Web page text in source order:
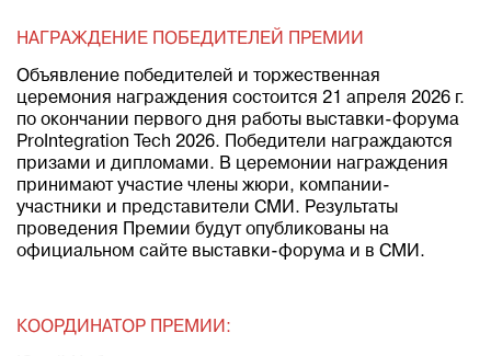
НАГРАЖДЕНИЕ ПОБЕДИТЕЛЕЙ ПРЕМИИ
Объявление победителей и торжественная
церемония награждения состоится 21 апреля 2026 г.
по окончании первого дня работы выставки-форума
ProIntegration Tech 2026. Победители награждаются
призами и дипломами. В церемонии награждения
принимают участие члены жюри, компании-
участники и представители СМИ. Результаты
проведения Премии будут опубликованы на
официальном сайте выставки-форума и в СМИ.
КООРДИНАТОР ПРЕМИИ: